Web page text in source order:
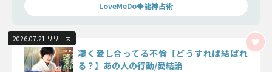
LoveMeDo◆龍神占術
2026.07.21 リリース
凄く愛し合ってる不倫【どうすれば結ばれ
る？】あの人の行動/愛結論